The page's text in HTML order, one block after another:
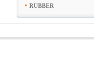
RUBBER